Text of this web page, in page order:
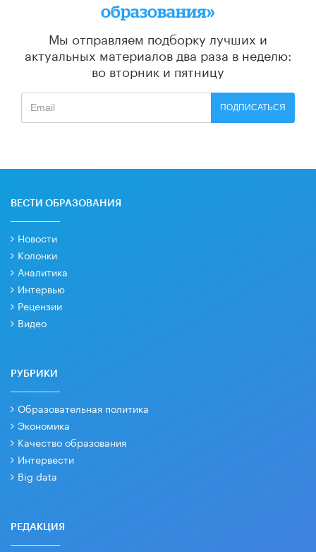
образования»
Мы отправляем подборку лучших и
актуальных материалов два раза в неделю:
во вторник и пятницу
ПОДПИСАТЬСЯ
ВЕСТИ ОБРАЗОВАНИЯ
Новости
Колонки
Аналитика
Интервью
Рецензии
Видео
РУБРИКИ
Образовательная политика
Экономика
Качество образования
Интервести
Big data
РЕДАКЦИЯ